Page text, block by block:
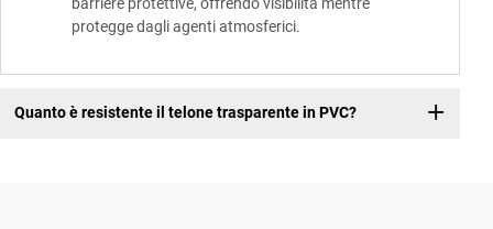
protegge dagli agenti atmosferici.
Quanto è resistente il telone trasparente in PVC?